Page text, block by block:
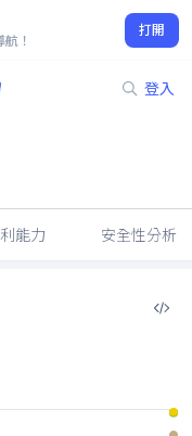
！
打開
登入
能力 安全性分析